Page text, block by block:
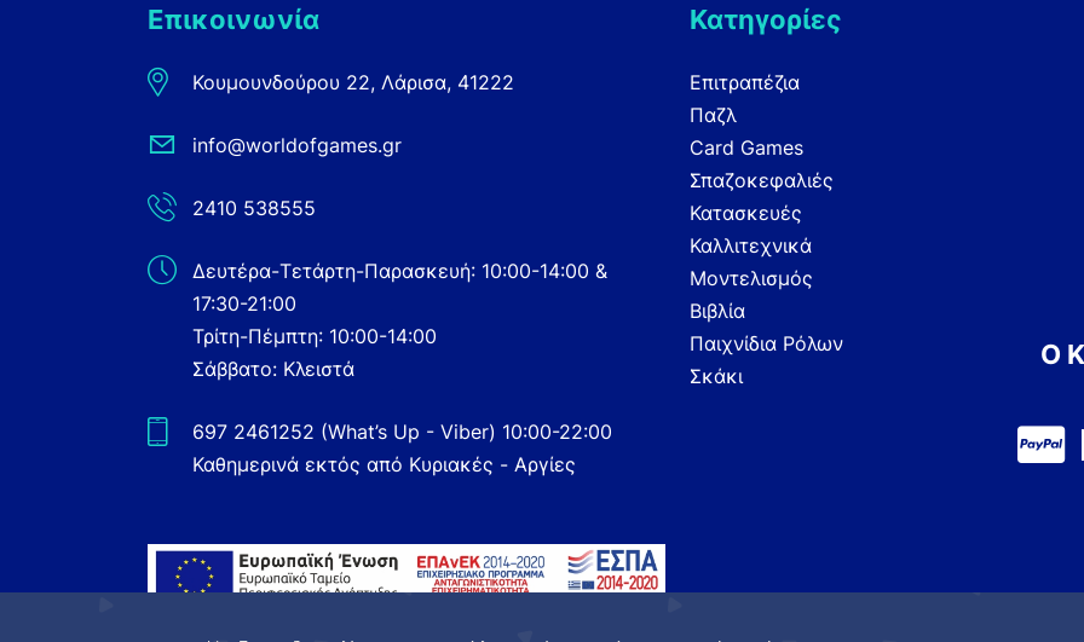
Επικοινωνία
Κουμουνδούρου 22, Λάρισα, 41222
info@worldofgames.gr
2410 538555
Δευτέρα-Τετάρτη-Παρασκευή: 10:00-14:00 &
17:30-21:00
Τρίτη-Πέμπτη: 10:00-14:00
Σάββατο: Κλειστά
697 2461252 (What’s Up - Viber) 10:00-22:00
Καθημερινά εκτός από Κυριακές - Αργίες
Κατηγορίες
Επιτραπέζια
Παζλ
Card Games
Σπαζοκεφαλιές
Κατασκευές
Καλλιτεχνικά
Μοντελισμός
Βιβλία
Παιχνίδια Ρόλων
Σκάκι
Ο